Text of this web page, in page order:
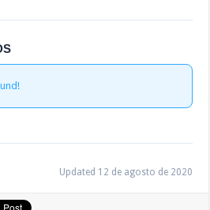
Updated 12 de agosto de 2020